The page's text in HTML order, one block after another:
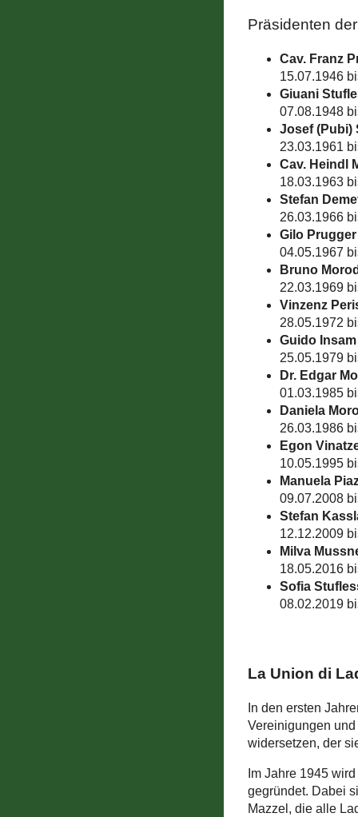
Präsidenten
Cav. Franz
15.07.1946
Giuani
07.08.1948
Josef (Pubi)
23.03.1961
Cav. Heindl
18.03.1963
Stefan
26.03.1966
Gilo
04.05.1967
Bruno
22.03.1969
Vinzenz
28.05.1972
Guido
25.05.1979
Dr. Edgar
01.03.1985
Daniela
26.03.1986
Egon
10.05.1995
Manuela
09.07.2008
Stefan
12.12.2009
Milva
18.05.2016
Sofia
08.02.2019
La Union di
In den ersten
Vereinigungen
widersetzen, der
Im Jahre 1945
gegründet. Dabei
Mazzel, die alle